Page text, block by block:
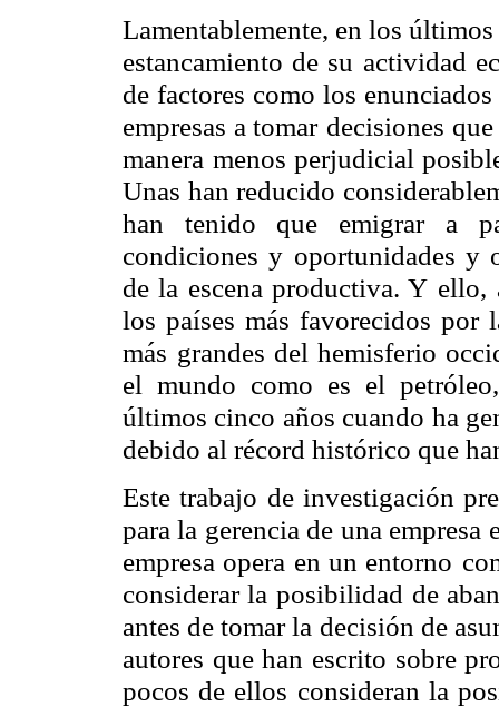
Lamentablemente, en los
estancamiento de su actividad
de factores como los enunciados
empresas a tomar decisiones
manera menos perjudicial
Unas han reducido
han tenido que emigrar a
condiciones y oportunidades y
de la escena productiva. Y ello,
los países más favorecidos por
más grandes del hemisferio
el mundo como es el
últimos cinco años cuando ha
debido al récord histórico que
Este trabajo de investigación
para la gerencia de una empresa
empresa opera en un entorno
considerar la posibilidad de
antes de tomar la decisión de
autores que han escrito sobre
pocos de ellos consideran la